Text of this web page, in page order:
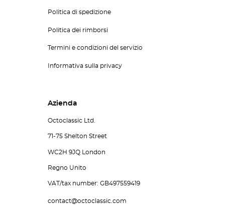
Politica di spedizione
Politica dei rimborsi
Termini e condizioni del servizio
Informativa sulla privacy
Azienda
Octoclassic Ltd.
71-75 Shelton Street
WC2H 9JQ London
Regno Unito
VAT/tax number: GB497559419
contact@octoclassic.com